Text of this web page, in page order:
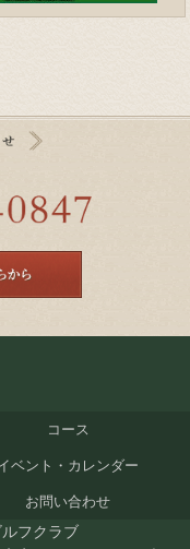
コース
ベント・カレンダー
お問い合わせ
フクラブ